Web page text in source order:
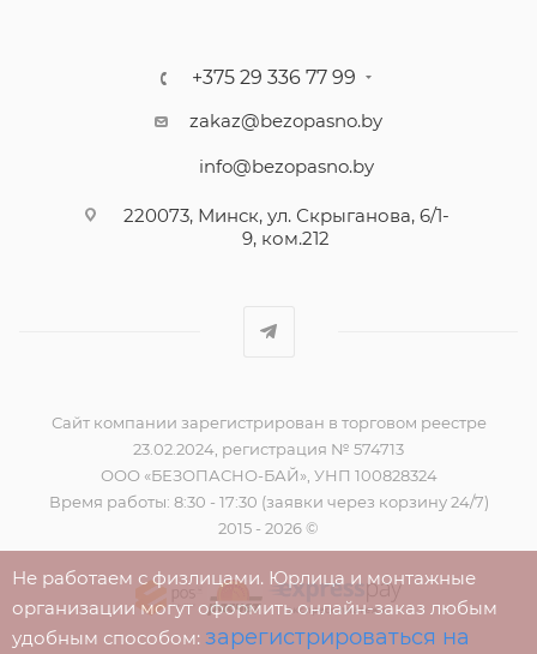
+375 29 336 77 99
zakaz@bezopasno.by
info@bezopasno.by
220073, Минск, ул. Скрыганова, 6/1-
9, ком.212
Сайт компании зарегистрирован в торговом реестре
23.02.2024, регистрация № 574713
ООО «БЕЗОПАСНО-БАЙ», УНП 100828324
Время работы: 8:30 - 17:30 (заявки через корзину 24/7)
2015 - 2026 ©
Не работаем с физлицами. Юрлица и монтажные
организации могут оформить онлайн-заказ любым
удобным способом: зарегистрироваться на